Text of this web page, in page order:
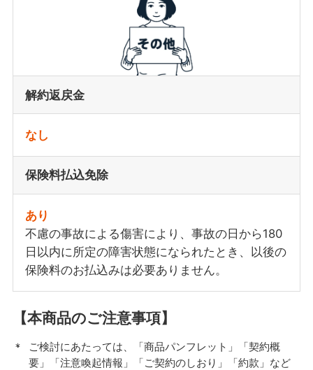
解約返戻金
なし
保険料払込免除
あり
不慮の事故による傷害により、事故の日から180
日以内に所定の障害状態になられたとき、以後の
保険料のお払込みは必要ありません。
【本商品のご注意事項】
ご検討にあたっては、「商品パンフレット」「契約概
要」「注意喚起情報」「ご契約のしおり」「約款」など